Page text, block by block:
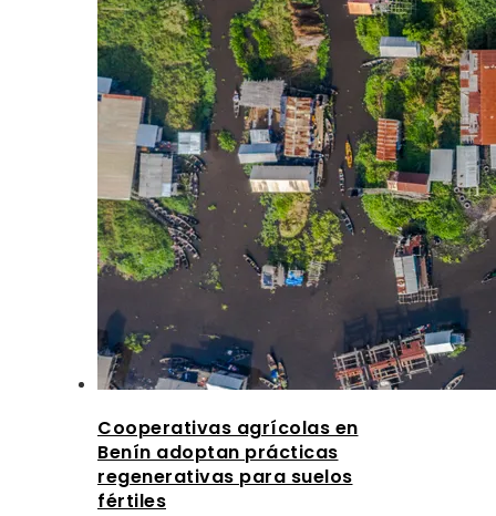
Cooperativas agrícolas en
Benín adoptan prácticas
regenerativas para suelos
fértiles